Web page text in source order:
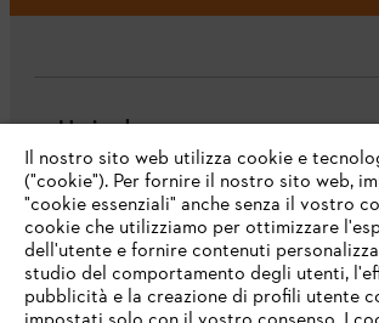
L'azienda
Domande frequenti
Il nostro sito web utilizza cookie e
("cookie"). Per fornire il nostro sito web,
"cookie essenziali" anche senza il vostro
cookie che utilizziamo per ottimizzare
dell'utente e fornire contenuti
studio del comportamento degli utenti,
pubblicità e la creazione di profili utente